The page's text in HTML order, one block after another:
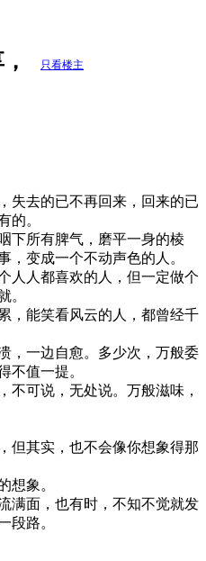
只看楼主
失去的已不再回来，回来的已
的。
下所有脾气，磨平一身的棱
，变成一个不动声色的人。
人人都喜欢的人，但一定做个
。
，能笑看风云的人，都曾经千
，一边自愈。多少次，万般委
不值一提。
不可说，无处说。万般滋味，
但其实，也不会像你想象得那
想象。
满面，也有时，不知不觉就发
段路。